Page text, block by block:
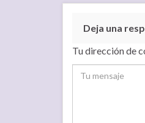
Deja una
Tu dirección de